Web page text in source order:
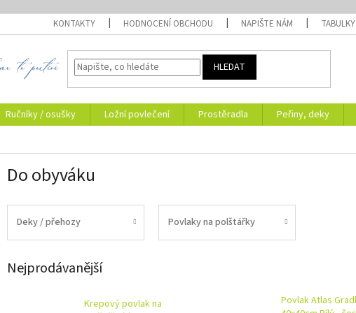
KONTAKTY HODNOCENÍ OBCHODU NAPIŠTE NÁM TABULKY
HLEDAT
Ručníky / osušky Ložní povlečení Prostěradla Peřiny, deky
Do obyváku
Deky / přehozy Povlaky na polštářky
Nejprodávanější
Krepový povlak na
Povlak Atlas Gradl